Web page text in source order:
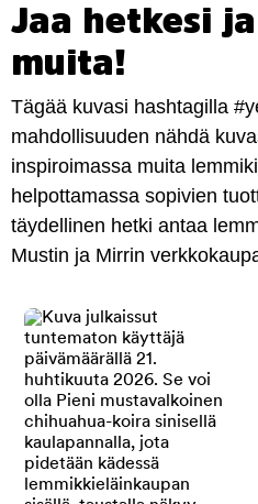
Jaa hetkesi
muita!
Tägää kuvasi hashtagilla
mahdollisuuden nähdä
inspiroimassa muita
helpottamassa sopivien
täydellinen hetki antaa
Mustin ja Mirrin